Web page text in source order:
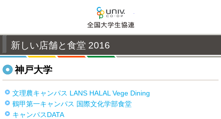
新しい店舗と食堂 2016
神戸大学
文理農キャンパス LANS HALAL Vege Dining
鶴甲第一キャンパス 国際文化学部食堂
キャンパスDATA